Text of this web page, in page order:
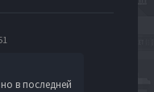
в последней